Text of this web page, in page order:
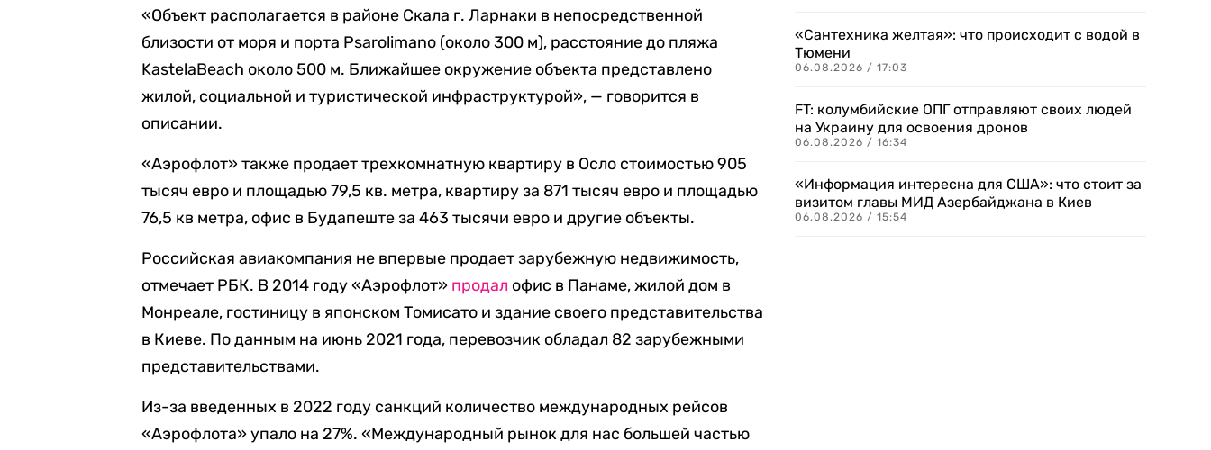
«Объект располагается в районе Скала г. Ларнаки в непосредственной
близости от моря и порта Psarolimano (около 300 м), расстояние до пляжа
KastelaBeach около 500 м. Ближайшее окружение объекта представлено
жилой, социальной и туристической инфраструктурой», — говорится в
описании.
«Аэрофлот» также продает трехкомнатную квартиру в Осло стоимостью 905
тысяч евро и площадью 79,5 кв. метра, квартиру за 871 тысяч евро и площадью
76,5 кв метра, офис в Будапеште за 463 тысячи евро и другие объекты.
Российская авиакомпания не впервые продает зарубежную недвижимость,
отмечает РБК. В 2014 году «Аэрофлот» продал офис в Панаме, жилой дом в
Монреале, гостиницу в японском Томисато и здание своего представительства
в Киеве. По данным на июнь 2021 года, перевозчик обладал 82 зарубежными
представительствами.
Из-за введенных в 2022 году санкций количество международных рейсов
«Аэрофлота» упало на 27%. «Международный рынок для нас большей частью
«Сантехника желтая»: что происходит с водой в
Тюмени
06.08.2026 / 17:03
FT: колумбийские ОПГ отправляют своих людей
на Украину для освоения дронов
06.08.2026 / 16:34
«Информация интересна для США»: что стоит за
визитом главы МИД Азербайджана в Киев
06.08.2026 / 15:54